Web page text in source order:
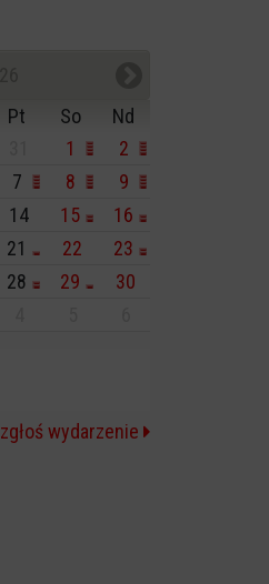
Pt So
Nd
1
2
7 8
9
14 15
16
21 22
23
28 29
30
zgłoś wydarzenie